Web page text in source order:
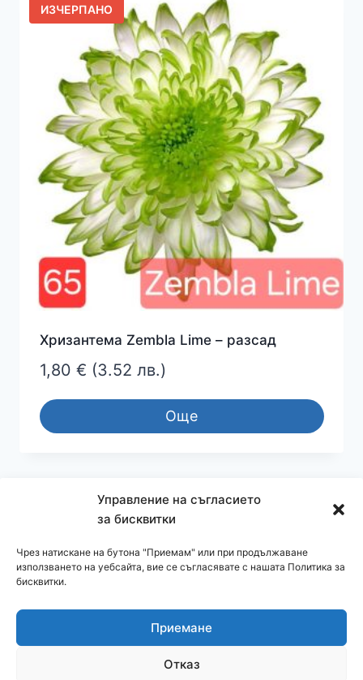
Управление на съгласието
за бисквитки
Чрез натискане на бутона "Приемам" или при продължаване
използването на уебсайта, вие се съгласявате с нашата Политика за
бисквитки.
Приемане
Отказ
ИЗЧЕРПАНО
Хризантема Zembla Lime – разсад
1,80 € (3.52 лв.)
Още
2 3 4 5
© 2026 cvetendom.com